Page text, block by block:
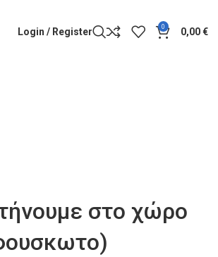
Login / Register 0 0,00€
στο χώρο